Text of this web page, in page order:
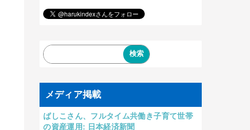
メディア掲載
ばしこさん、フルタイム共働き子育て世帯
の資産運用: 日本経済新聞